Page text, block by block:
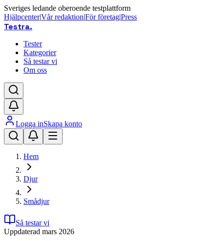
Sveriges ledande oberoende testplattform
Hjälpcenter|Vår redaktion|För företag|Press
Testra.
Tester
Kategorier
Så testar vi
Om oss
Logga inSkapa konto
Hem
Djur
Smådjur
Så testar vi
Uppdaterad mars 2026